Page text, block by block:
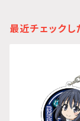
最近チェックし